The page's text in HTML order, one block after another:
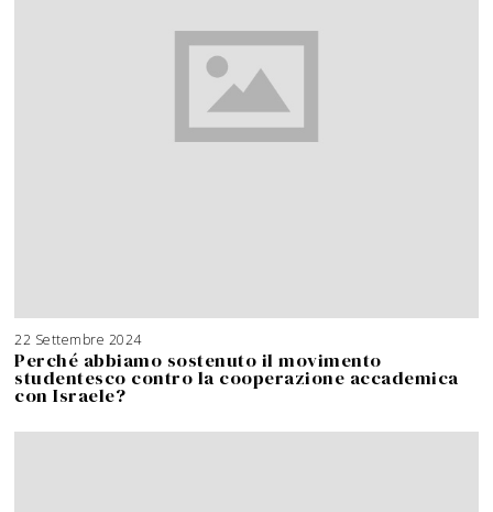
22 Settembre 20242
S
e
t
t
r
Perché abbiamo sostenuto il movimento
studentesco contro la cooperazione accademica
con Israele?